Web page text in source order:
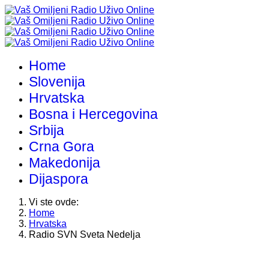
Home
Slovenija
Hrvatska
Bosna i Hercegovina
Srbija
Crna Gora
Makedonija
Dijaspora
Vi ste ovde:
Home
Hrvatska
Radio SVN Sveta Nedelja